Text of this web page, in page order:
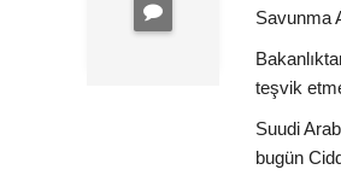
Savunma
teşvik
Suudi
bugün